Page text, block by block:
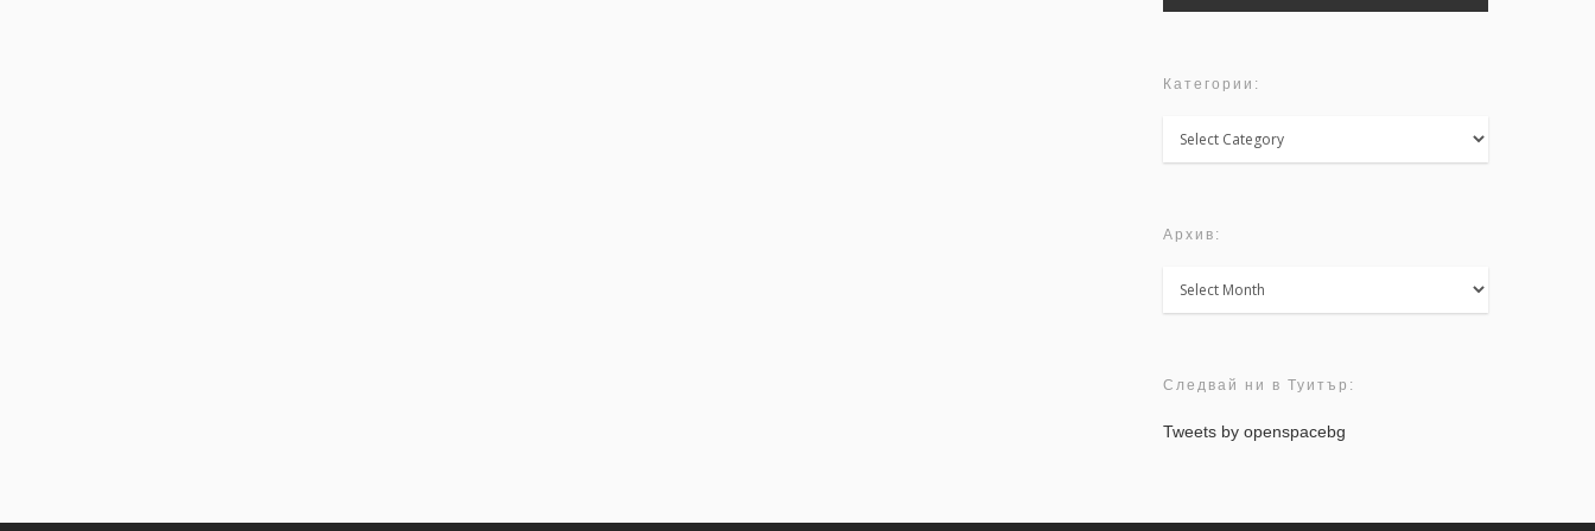
Категории:
Категории:
Архив:
Архив:
Следвай ни в Туитър:
Tweets by openspacebg